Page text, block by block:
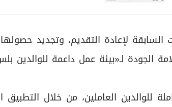
لإعادة التقديم، وتجديد
الجودة لـ«بيئة عمل داعمة للوالدين
للوالدين العاملين، من خلال